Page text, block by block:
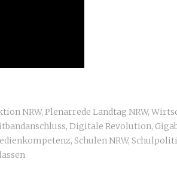
NRW, Plenarrede Landtag NRW,
, Digitale Revolution,
, Schulen NRW,